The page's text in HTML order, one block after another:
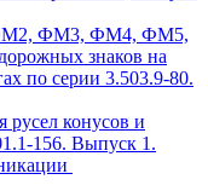
ФМ3, ФМ4, ФМ5,
знаков на
по серии 3.503.9-80.
русел конусов и
156. Выпуск 1.